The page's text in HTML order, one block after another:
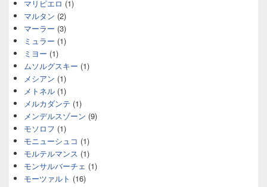
マリピエロ (1)
マルタン (2)
マーラー (3)
ミュラー (1)
ミヨー (1)
ムソルグスキー (1)
メシアン (1)
メトネル (1)
メルカダンテ (1)
メンデルスゾーン (9)
モソロフ (1)
モニューシュコ (1)
モルテルマンス (1)
モンサルバーチェ (1)
モーツァルト (16)